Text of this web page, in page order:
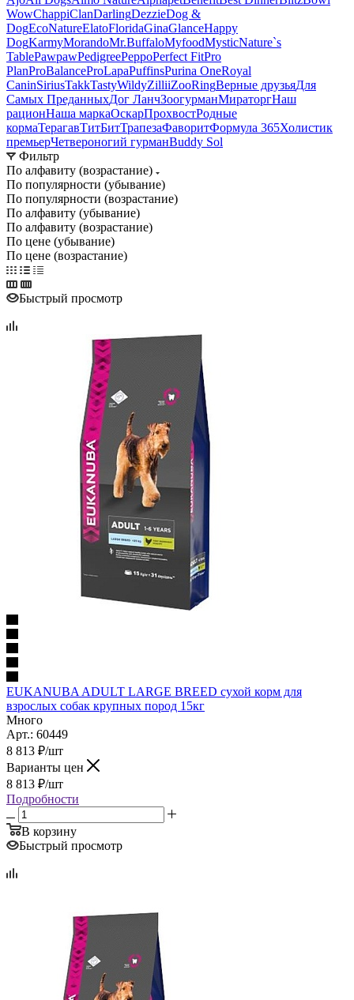
WowChappiClanDarlingDezzieDog &
DogEcoNatureElatoFloridaGinaGlanceHappy
DogKarmyMorandoMr.BuffaloMyfoodMysticNature`s
TablePawpawPedigreePeppoPerfect FitPro
PlanProBalanceProLapaPuffinsPurina OneRoyal
CaninSiriusTakkTastyWildyZilliiZooRingВерные друзьяДля
Самых ПреданныхДог ЛанчЗоогурманМираторгНаш
рационНаша маркаОскарПрохвостРодные
кормаТерагавТитБитТрапезаФаворитФормула 365Холистик
премьерЧетвероногий гурманBuddy Sol
Фильтр
По алфавиту (возрастание)
По популярности (убывание)
По популярности (возрастание)
По алфавиту (убывание)
По алфавиту (возрастание)
По цене (убывание)
По цене (возрастание)
Быстрый просмотр
EUKANUBA ADULT LARGE BREED сухой корм для
взрослых собак крупных пород 15кг
Много
Арт.: 60449
8 813 ₽/шт
Варианты цен
8 813 ₽/шт
Подробности
В корзину
Быстрый просмотр